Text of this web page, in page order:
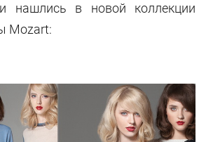
нашлись в новой коллекции
Mozart: